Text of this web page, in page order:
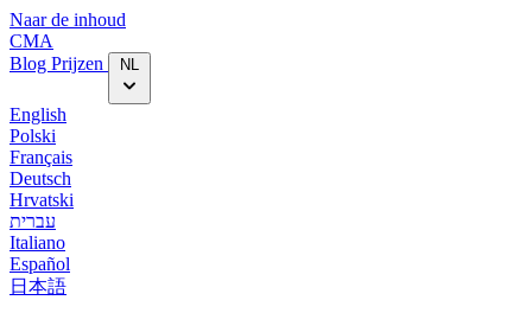
Naar de inhoud
CMA
Blog‎ Prijzen NL
English
Polski
Français
Deutsch
Hrvatski
עברית
Italiano
Español
日本語